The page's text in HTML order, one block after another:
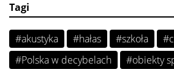
Tagi
#akustyka #hałas #szkoła
#Polska w decybelach
#obiekty